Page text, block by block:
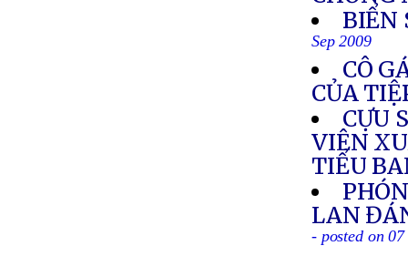
BIỂN
Sep 2009
CÔ
CỦA
CỰU
VIÊN
TIỂU
LAN
- posted on